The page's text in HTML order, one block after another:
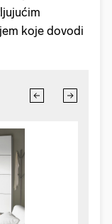
koje dovodi